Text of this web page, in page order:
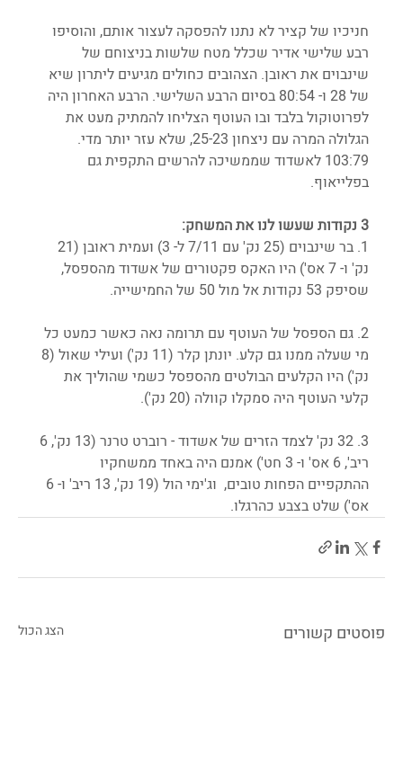
חניכיו של קציר לא נתנו להפסקה לעצור אותם, והוסיפו
רבע שלישי אדיר שכלל מטח שלשות בניצוחם של
שינבוים את ראובן. הצהובים כחולים מגיעים ליתרון שיא
של 28 ו- 80:54 בסיום הרבע השלישי. הרבע האחרון היה
לפרוטוקול בלבד ובו העוטף הצליחו להמתיק מעט את
הגלולה המרה עם ניצחון 25-23, שלא עזר יותר מדי.
103:79 לאשדוד שממשיכה להרשים התקפית גם
בפלייאוף.
3 נקודות שעשו לנו את המשחק:
נק' ו- 7 אס') היו האקס פקטורים של אשדוד מהספסל,
שסיפק 53 נקודות אל מול 50 של החמישייה.
2. גם הספסל של העוטף עם תרומה נאה כאשר כמעט כל
נק') היו הקלעים הבולטים מהספסל כשמי שהוליך את
קלעי העוטף היה סמקלו קוולה (20 נק').
ריב', 6 אס' ו- 3 חט') אמנם היה באחד ממשחקיו
אס') שלט בצבע כהרגלו.
פוסטים קשורים הצג הכול